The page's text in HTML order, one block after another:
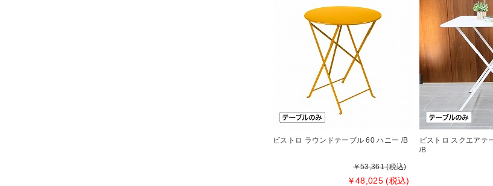
ビストロ ラウンドテーブル 60 ハニー /B
￥53,361 (税込)
￥48,025 (税込)
ビストロ スクエアテ
/B